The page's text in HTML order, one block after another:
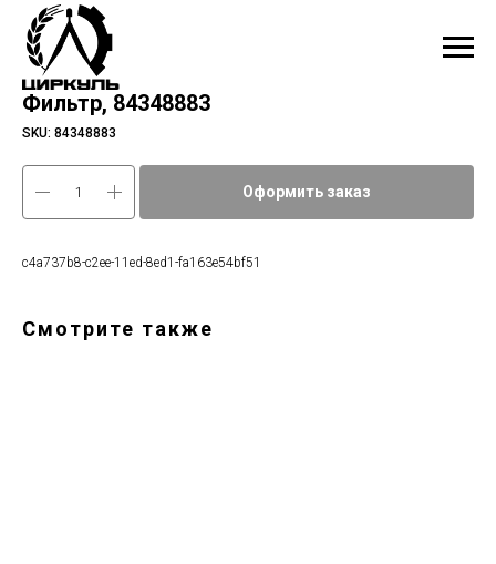
Фильтр, 84348883
SKU: 84348883
Оформить заказ
c4a737b8-c2ee-11ed-8ed1-fa163e54bf51
Смотрите также